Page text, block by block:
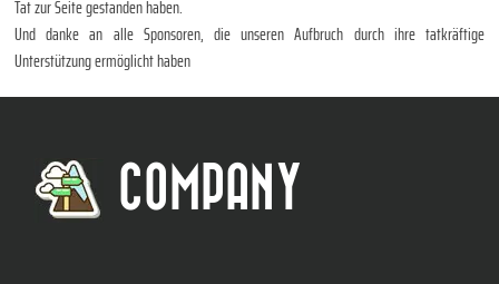
Tat zur Seite gestanden haben.
Und danke an alle Sponsoren, die unseren Aufbruch durch ihre tatkräftige
Unterstützung ermöglicht haben
COMPANY